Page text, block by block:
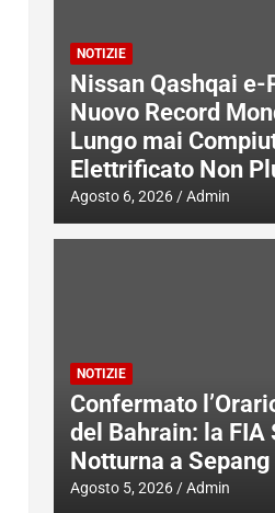
NOTIZIE
Nissan Qashqai e-
Nuovo Record
Lungo mai
Elettrificato Non
Agosto 6, 2026 Admin
NOTIZIE
Confermato
del Bahrain: la FIA
Notturna a Sepang
Agosto 5, 2026 Admin